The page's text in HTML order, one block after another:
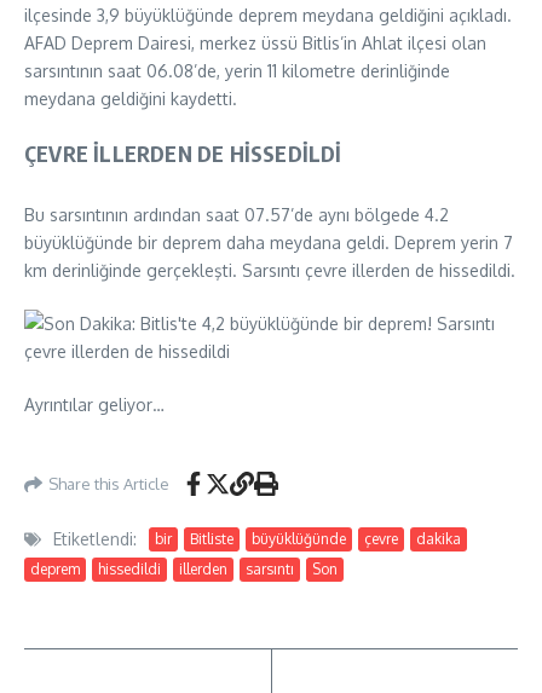
ilçesinde 3,9 büyüklüğünde deprem meydana geldiğini açıkladı.
AFAD Deprem Dairesi, merkez üssü Bitlis’in Ahlat ilçesi olan
sarsıntının saat 06.08’de, yerin 11 kilometre derinliğinde
meydana geldiğini kaydetti.
ÇEVRE İLLERDEN DE HİSSEDİLDİ
Bu sarsıntının ardından saat 07.57’de aynı bölgede 4.2
büyüklüğünde bir deprem daha meydana geldi. Deprem yerin 7
km derinliğinde gerçekleşti. Sarsıntı çevre illerden de hissedildi.
Ayrıntılar geliyor…
Share this Article
Etiketlendi: bir Bitliste büyüklüğünde çevre
dakika
deprem
hissedildi illerden sarsıntı Son